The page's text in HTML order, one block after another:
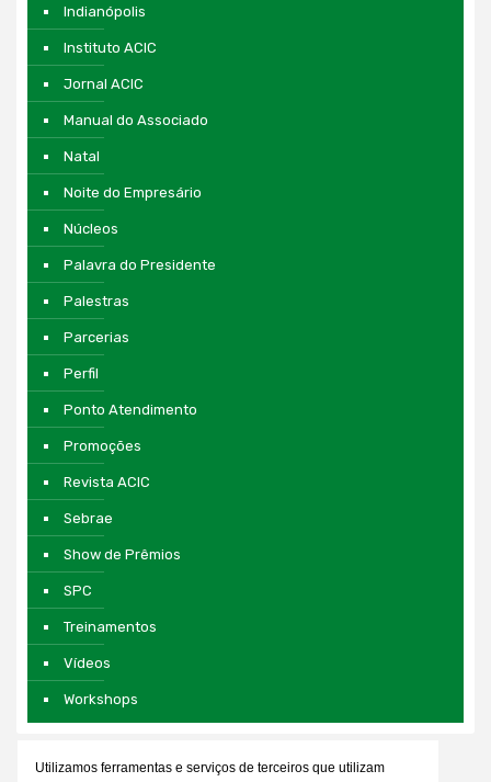
Indianópolis
Instituto ACIC
Jornal ACIC
Manual do Associado
Natal
Noite do Empresário
Núcleos
Palavra do Presidente
Palestras
Parcerias
Perfil
Ponto Atendimento
Promoções
Revista ACIC
Sebrae
Show de Prêmios
SPC
Treinamentos
Vídeos
Workshops
Utilizamos ferramentas e serviços de terceiros que utilizam